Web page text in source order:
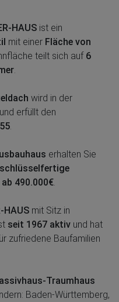
HAUS ist ein
mit einer Fläche von
teilt sich auf 6
wird in der
erfüllt den
erhalten Sie
schlüsselfertige
ab 490.000€
HAUS mit Sitz in
seit 1967 aktiv und hat
zufriedene Baufamilien
Traumhaus
Baden-Württemberg,